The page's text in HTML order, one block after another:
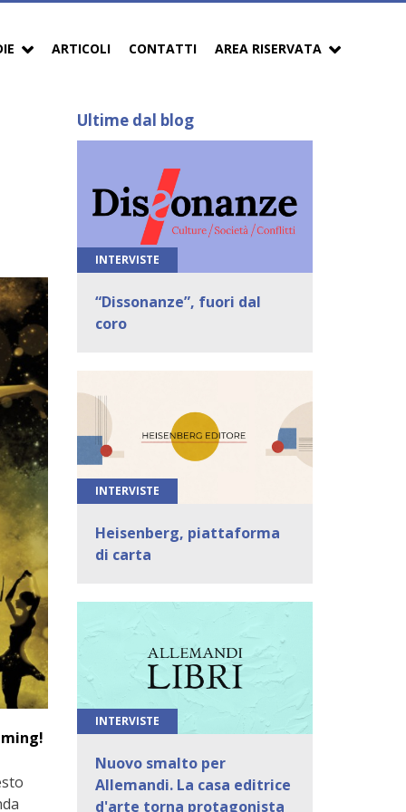
ARTICOLI CONTATTI AREA RISERVATA
Ultime dal blog
INTERVISTE
“Dissonanze”, fuori dal
coro
INTERVISTE
Heisenberg, piattaforma
di carta
INTERVISTE
Nuovo smalto per
Allemandi. La casa editrice
d'arte torna protagonista